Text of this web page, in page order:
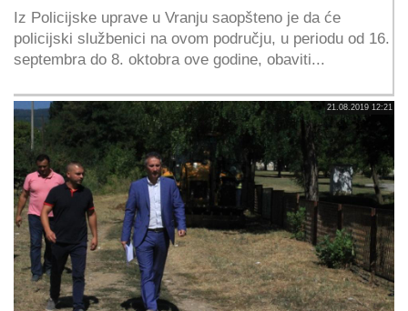
Iz Policijske uprave u Vranju saopšteno je da će
policijski službenici na ovom području, u periodu od 16.
septembra do 8. oktobra ove godine, obaviti...
21.08.2019 12:21